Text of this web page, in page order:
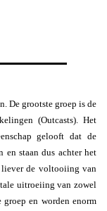
De grootste groep is de
(Outcasts). Het
gelooft dat de
en staan dus achter het
liever de voltooiing van
uitroeiing van zowel
en worden enorm